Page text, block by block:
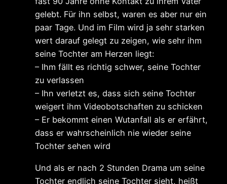
gelebt. Für ihn selbst, waren es aber nur ein
paar Tage. Und im Film wird ja sehr starken
wert darauf gelegt zu zeigen, wie sehr ihm
seine Tochter am Herzen liegt:
– Ihm fällt es richtig schwer, seine Tochter
zu verlassen
– Ihn verletzt es, dass sich seine Tochter
weigert ihm Videobotschaften zu schicken
– Er bekommt einen Wutanfall als er erfährt,
dass er wahrscheinlich nie wieder seine
Tochter sehen wird
Und als er nach 2 Stunden Drama um seine
Tochter endlich seine Tochter sieht, heißt